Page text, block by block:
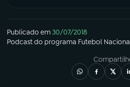
Publicado em30/07/2018
Podcastdo programa Futebol